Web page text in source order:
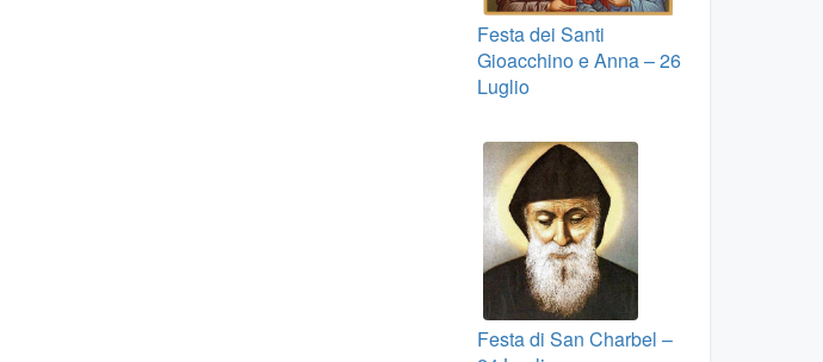
Festa dei Santi
Gioacchino e Anna – 26
Luglio
Festa di San Charbel –